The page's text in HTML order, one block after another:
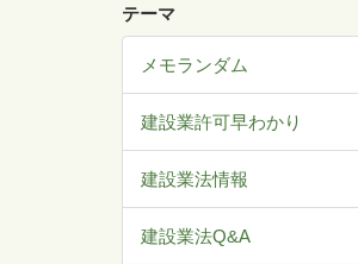
テーマ
メモランダム
建設業許可早わかり
建設業法情報
建設業法Q&A